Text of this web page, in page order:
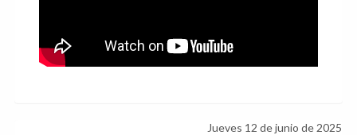
Jueves 12 de junio de 2025